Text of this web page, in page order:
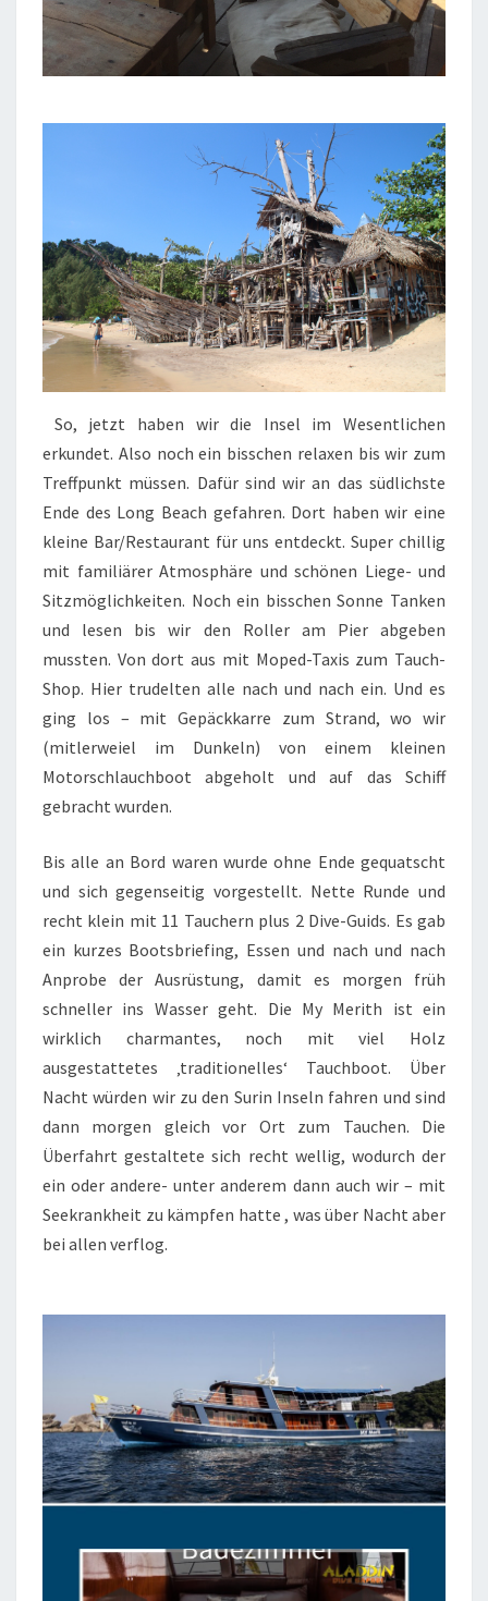
So, jetzt haben wir die Insel im Wesentlichen
erkundet. Also noch ein bisschen relaxen bis wir zum
Treffpunkt müssen. Dafür sind wir an das südlichste
Ende des Long Beach gefahren. Dort haben wir eine
kleine Bar/Restaurant für uns entdeckt. Super chillig
mit familiärer Atmosphäre und schönen Liege- und
Sitzmöglichkeiten. Noch ein bisschen Sonne Tanken
und lesen bis wir den Roller am Pier abgeben
mussten. Von dort aus mit Moped-Taxis zum Tauch-
Shop. Hier trudelten alle nach und nach ein. Und es
ging los – mit Gepäckkarre zum Strand, wo wir
(mitlerweiel im Dunkeln) von einem kleinen
Motorschlauchboot abgeholt und auf das Schiff
gebracht wurden.
Bis alle an Bord waren wurde ohne Ende gequatscht
und sich gegenseitig vorgestellt. Nette Runde und
recht klein mit 11 Tauchern plus 2 Dive-Guids. Es gab
ein kurzes Bootsbriefing, Essen und nach und nach
Anprobe der Ausrüstung, damit es morgen früh
schneller ins Wasser geht. Die My Merith ist ein
wirklich charmantes, noch mit viel Holz
ausgestattetes ‚traditionelles‘ Tauchboot. Über
Nacht würden wir zu den Surin Inseln fahren und sind
dann morgen gleich vor Ort zum Tauchen. Die
Überfahrt gestaltete sich recht wellig, wodurch der
ein oder andere- unter anderem dann auch wir – mit
Seekrankheit zu kämpfen hatte , was über Nacht aber
bei allen verflog.